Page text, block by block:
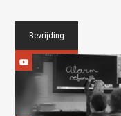
Bevrijding